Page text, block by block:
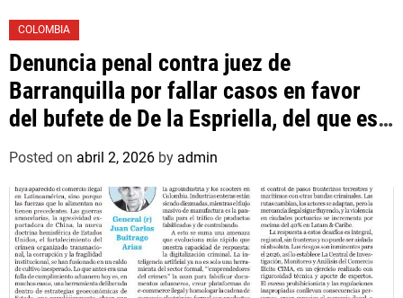
COLOMBIA
Denuncia penal contra juez de
Barranquilla por fallar casos en favor
del bufete de De la Espriella, del que es
asociado un hijo suyo
Posted on abril 2, 2026 by admin